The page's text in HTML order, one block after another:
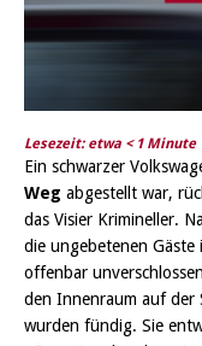
Lesezeit: etwa < 1 Minute
Ein schwarzer
Weg abgestellt war,
das Visier Krimineller.
die ungebetenen
offenbar
den Innenraum auf der
wurden fündig. Sie